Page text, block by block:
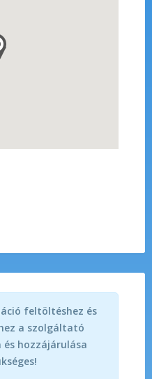
feltöltéshez és
a szolgáltató
hozzájárulása